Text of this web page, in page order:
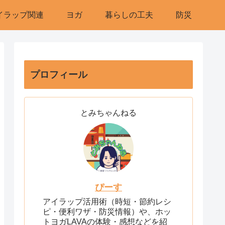
ラップ関連 ヨガ 暮らしの工夫 防災
プロフィール
とみちゃんねる
ぴーす
アイラップ活用術（時短・節約レシ
ピ・便利ワザ・防災情報）や、ホッ
トヨガLAVAの体験・感想などを紹